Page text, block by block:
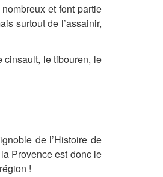
et font partie
surtout de l’assainir,
cinsault, le tibouren, le
de l’Histoire de
Provence est donc le
!